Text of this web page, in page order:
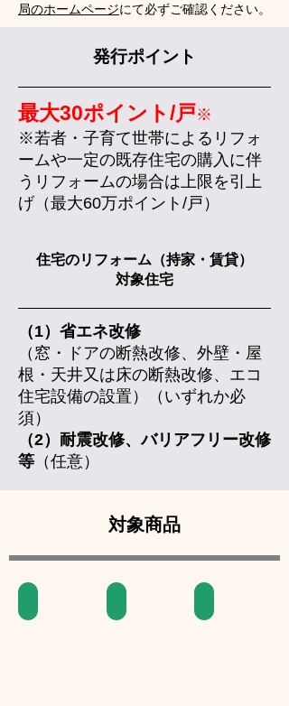
局のホームページにて必ずご確認ください。
発行ポイント
最大30ポイント/戸※
※若者・子育て世帯によるリフォ
ームや一定の既存住宅の購入に伴
うリフォームの場合は上限を引上
げ（最大60万ポイント/戸）
住宅のリフォーム（持家・賃貸）
対象住宅
（1）省エネ改修
（窓・ドアの断熱改修、外壁・屋
根・天井又は床の断熱改修、エコ
住宅設備の設置）（いずれか必
須）
（2）耐震改修、バリアフリー改修
等 （任意）
対象商品